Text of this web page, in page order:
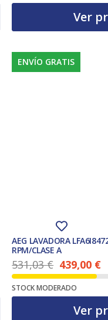
Ver
ENVÍO GRATIS
AEG LAVADORA
RPM/CLASE A
531,03€
El precio original era: 531,03 €.
439,00 €
El precio actual es: 439,00 €.
STOCK MODERADO
Ver